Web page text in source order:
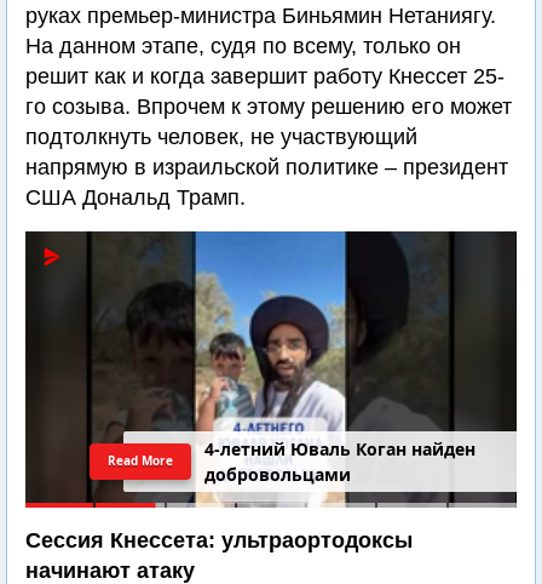
руках премьер-министра Биньямин Нетаниягу.
На данном этапе, судя по всему, только он
решит как и когда завершит работу Кнессет 25-
го созыва. Впрочем к этому решению его может
подтолкнуть человек, не участвующий
напрямую в израильской политике – президент
США Дональд Трамп.
4-летний Юваль Коган найден
добровольцами
Read More
Сессия Кнессета: ультраортодоксы
начинают атаку